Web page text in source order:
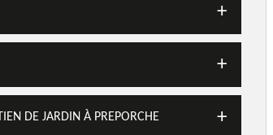
DE JARDIN À PREPORCHE